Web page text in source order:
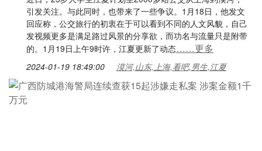
引发关注。与此同时，也带来了一些争议。1月18日，他发文
回应称，公交旅行的初衷在于可以看到不同的人文风貌，自己
发视频更多是满足路过风景的分享欲，而功名与流量只是附带
的。1月19日上午9时许，江夏更新了动态……更多
2024-01-19 18:49:00 漠河,山东,上海,看吧,男生,江夏